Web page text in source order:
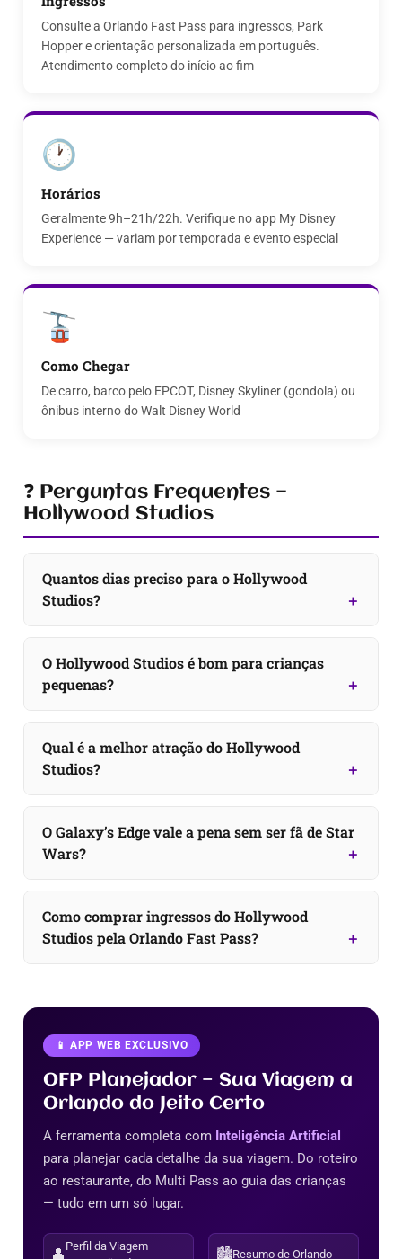
Consulte a Orlando Fast Pass para ingressos, Park
Hopper e orientação personalizada em português.
Atendimento completo do início ao fim
🕐
Horários
Geralmente 9h–21h/22h. Verifique no app My Disney
Experience — variam por temporada e evento especial
🚡
Como Chegar
De carro, barco pelo EPCOT, Disney Skyliner (gondola) ou
ônibus interno do Walt Disney World
❓ Perguntas Frequentes —
Hollywood Studios
Quantos dias preciso para o Hollywood
Studios?
O Hollywood Studios é bom para crianças
pequenas?
Qual é a melhor atração do Hollywood
Studios?
O Galaxy’s Edge vale a pena sem ser fã de Star
Wars?
Como comprar ingressos do Hollywood
Studios pela Orlando Fast Pass?
📱 APP WEB EXCLUSIVO
OFP Planejador — Sua Viagem a
Orlando do Jeito Certo
A ferramenta completa com Inteligência Artificial
para planejar cada detalhe da sua viagem. Do roteiro
ao restaurante, do Multi Pass ao guia das crianças
— tudo em um só lugar.
👤 Perfil da Viagem
🏙️Resumo de Orlando